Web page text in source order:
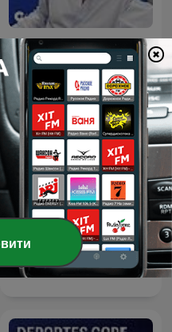
Herrera en COPE
Tiempo de Juego